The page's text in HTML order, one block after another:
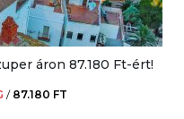
áron 87.180 Ft-ért!
/ 87.180 FT